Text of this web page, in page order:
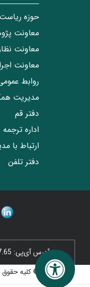
حوزه ریاست
معاونت
معاونت
معاونت
روابط
مدیریت
دفتر قم
اداره ترجمه
ارتباط با
دفتر تلفن
آدرس آی‌پی:
© کلیه